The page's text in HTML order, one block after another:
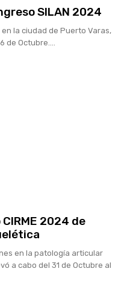
SILAN 2024
la ciudad de Puerto Varas,
de Octubre....
2024 de
en la patología articular
a cabo del 31 de Octubre al